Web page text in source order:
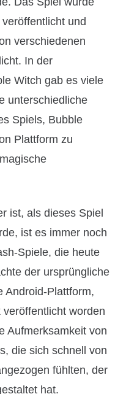
und
verschiedenen
In der
Witch gab es viele
unterschiedliche
Spiels, Bubble
Plattform zu
ist, als dieses Spiel
ist es immer noch
Spiele, die heute
der ursprüngliche
Android-Plattform,
worden
Aufmerksamkeit von
die sich schnell von
fühlten, der
hat.